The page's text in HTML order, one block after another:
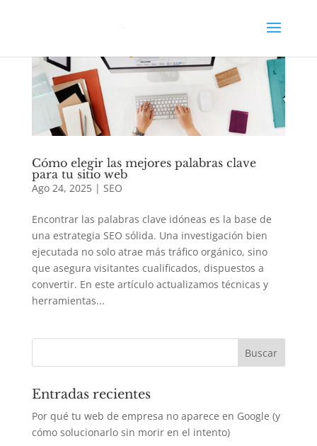
Cómo elegir las mejores palabras clave
para tu sitio web
Ago 24, 2025| SEO
Encontrar las palabras clave idóneas es la base de
una estrategia SEO sólida. Una investigación bien
ejecutada no solo atrae más tráfico orgánico, sino
que asegura visitantes cualificados, dispuestos a
convertir. En este artículo actualizamos técnicas y
herramientas...
Entradas recientes
Por qué tu web de empresa no aparece en Google (y
cómo solucionarlo sin morir en el intento)